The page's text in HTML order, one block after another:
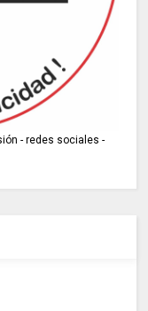
- redes sociales -